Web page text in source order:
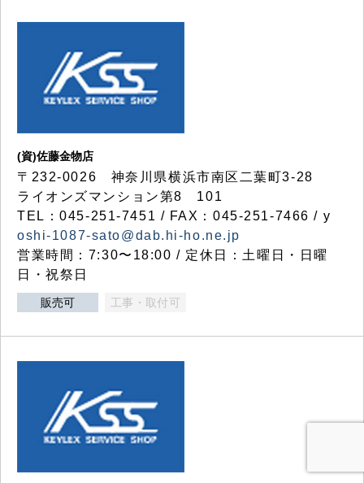
(資)佐藤金物店
〒232-0026 神奈川県横浜市南区二葉町3-28
ライオンズマンション第8 101
TEL：045-251-7451 / FAX：045-251-7466 / y
oshi-1087-sato@dab.hi-ho.ne.jp
営業時間：7:30〜18:00 / 定休日：土曜日・日曜
日・祝祭日
販売可 工事・取付可